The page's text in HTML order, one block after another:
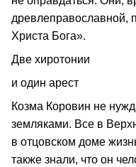
древлеправославной,
Христа Бога».
Две хиротонии
и один арест
Козма Коровин не
земляками. Все в
в отцовском доме
также знали, что он